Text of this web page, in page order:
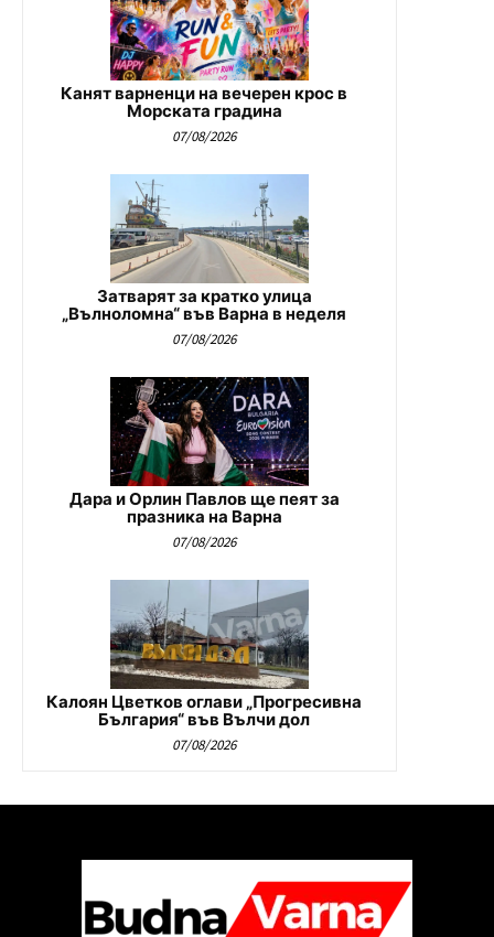
Канят варненци на вечерен крос в
Морската градина
07/08/2026
Затварят за кратко улица
„Вълноломна“ във Варна в неделя
07/08/2026
Дара и Орлин Павлов ще пеят за
празника на Варна
07/08/2026
Калоян Цветков оглави „Прогресивна
България“ във Вълчи дол
07/08/2026